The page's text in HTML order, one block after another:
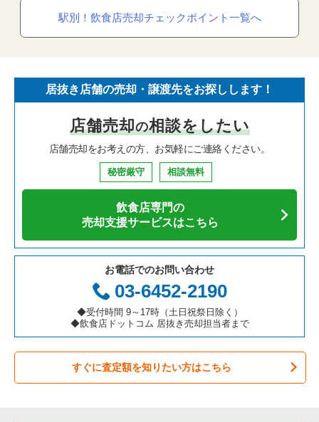
駅別！飲食店売却チェックポイント一覧へ
居抜き店舗の売却・譲渡先をお探しします！
店舗売却の相談をしたい
店舗売却をお考えの方、お気軽にご連絡ください。
秘密厳守 相談無料
飲食店専門の
売却支援サービスはこちら
お電話でのお問い合わせ
03-6452-2190
◆受付時間 9～17時（土日祝祭日除く）
◆飲食店ドットコム 居抜き売却担当者まで
すぐに査定額を知りたい方はこちら